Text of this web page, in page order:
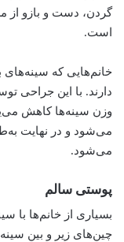
گردن، دست و بازو از
است.
خانم‌هایی که
دارند. با این جراحی
وزن سینه‌ها کاهش
می‌شود و در نهایت
می‌شود.
پوستی سالم
بسیاری از خانم‌ها با
چین‌های زیر و بین